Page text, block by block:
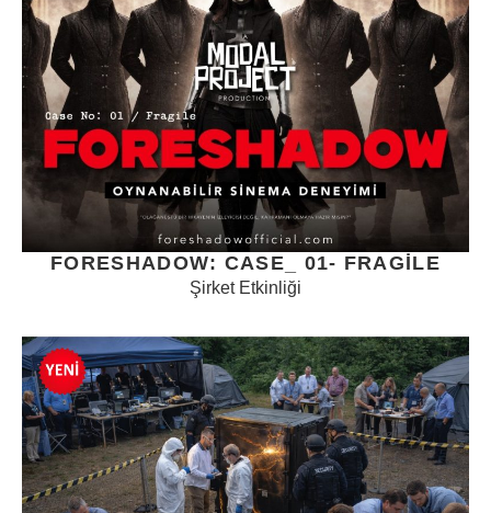
FORESHADOW: CASE_ 01- FRAGILE
Şirket Etkinliği